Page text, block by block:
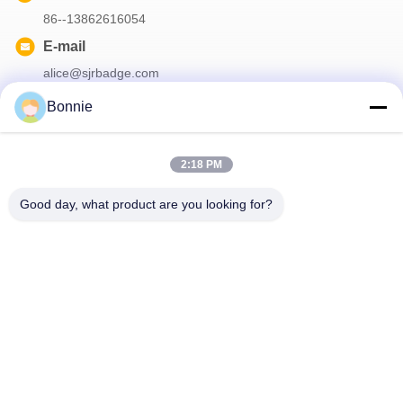
86--13862616054
E-mail
alice@sjrbadge.com
Meld je aan voor onze nieuwsbrief voor kortingen en meer.
Bonnie
2:18 PM
Good day, what product are you looking for?